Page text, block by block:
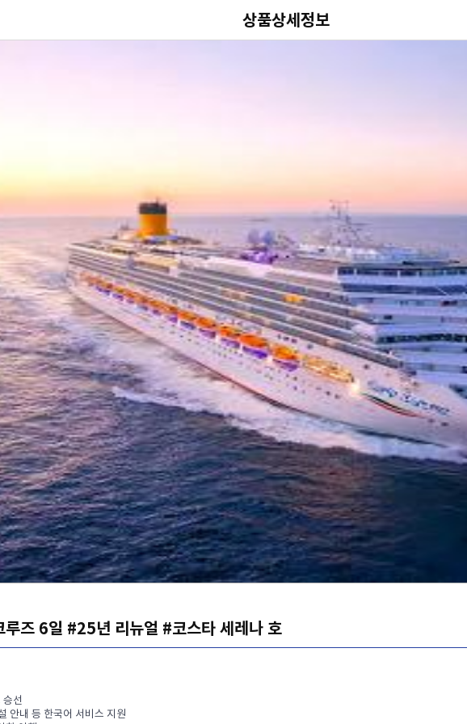
상품상세정보
음
즈 6일 #25년 리뉴얼 #코스타 세레나 호
선
안내 등 한국어 서비스 지원